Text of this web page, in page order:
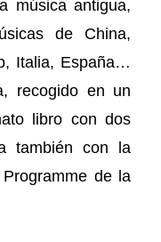
música antigua,
de China,
Italia, España…
recogido en un
libro con dos
también con la
de la